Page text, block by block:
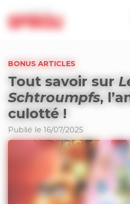
BONUS ARTICLES
Tout savoir sur
Schtroumpfs,
culotté !
Publié le 16/07/2025